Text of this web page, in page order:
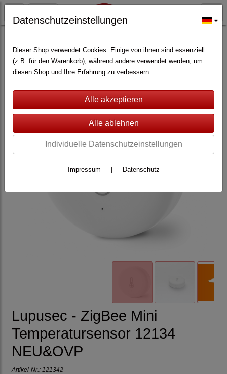
ALARMANLAGEN(362) Lupus Electronics(228)
Zubehör für Lupus XT(147)
Lupusec - ZigBee Mini
Temperatursensor 12134
NEU&OVP
Artikel-Nr.: 121342
Datenschutzeinstellungen
Dieser Shop verwendet Cookies. Einige von ihnen sind essenziell
(z.B. für den Warenkorb), während andere verwendet werden, um
diesen Shop und Ihre Erfahrung zu verbessern.
Individuelle Datenschutzeinstellungen
Impressum Datenschutz